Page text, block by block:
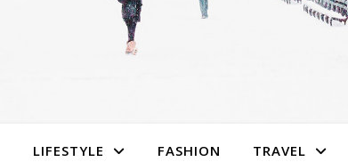
LIFESTYLE FASHION TRAVEL